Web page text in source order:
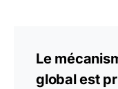
Le
global est